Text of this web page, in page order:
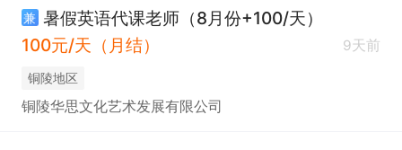
兼 暑假英语代课老师（8月份+100/天）
100元/天（月结）
9天前
铜陵地区
铜陵华思文化艺术发展有限公司